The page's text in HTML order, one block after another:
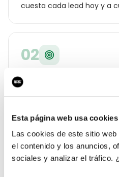
Esta página web usa cookies
Las cookies de este sitio
el contenido y los anuncios,
sociales y analizar el tráfico.
cuesta cada lead hoy y a
02
Estrategia
Construimos un plan
cliente local y oferta
gimnasio o centro